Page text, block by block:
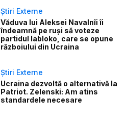
Știri Externe
Văduva lui Aleksei Navalnîi îi
îndeamnă pe ruși să voteze
partidul Iabloko, care se opune
războiului din Ucraina
Știri Externe
Ucraina dezvoltă o alternativă la
Patriot. Zelenski: Am atins
standardele necesare